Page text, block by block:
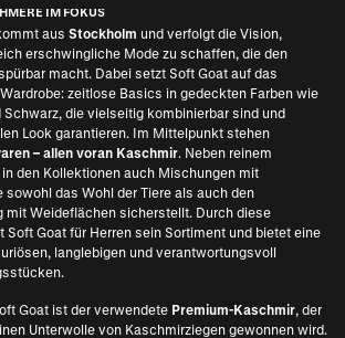
IM FOKUS
aus Stockholm und verfolgt die Vision,
erschwingliche Mode zu schaffen, die den
macht. Dabei setzt Soft Goat auf das
: zeitlose Basics in gedeckten Farben wie
Schwarz, die vielseitig kombinierbar sind und
Look garantieren. Im Mittelpunkt stehen
– allen voran Kaschmir. Neben reinem
den Kollektionen auch Mischungen mit
sowohl das Wohl der Tiere als auch den
mit Weideflächen sicherstellt. Durch diese
Soft Goat für Herren sein Sortiment und bietet eine
langlebigen und verantwortungsvoll
Goat ist der verwendete Premium-Kaschmir, der
Unterwolle von Kaschmirziegen gewonnen wird.